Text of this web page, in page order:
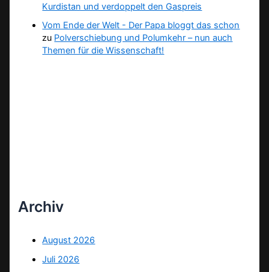
Kurdistan und verdoppelt den Gaspreis
Vom Ende der Welt - Der Papa bloggt das schon
zu Polverschiebung und Polumkehr – nun auch
Themen für die Wissenschaft!
Archiv
August 2026
Juli 2026